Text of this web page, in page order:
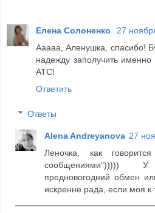
Елена Солоненко
27
Ааааа, Аленушка, спасибо!
надежду заполучить
АТС!
Ответить
Ответы
Alena Andreyanova 27
Леночка, как
сообщениями")))))
предновогодний обмен
искренне рада, если моя к